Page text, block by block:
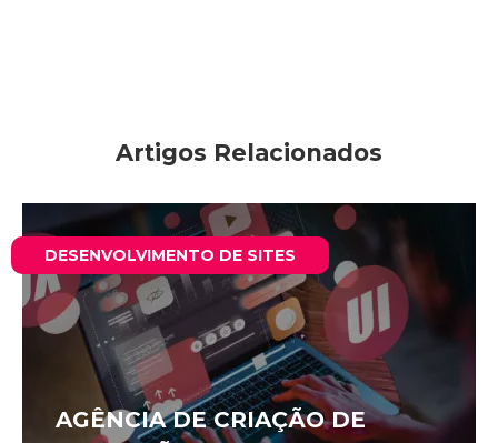
Artigos Relacionados
DESENVOLVIMENTO DE SITES
AGÊNCIA DE CRIAÇÃO DE